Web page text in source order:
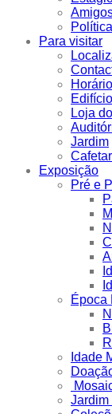
Para visitar
Edifício
Loja
Jardim
Exposição
Pré e
Época
Idade
Jardim